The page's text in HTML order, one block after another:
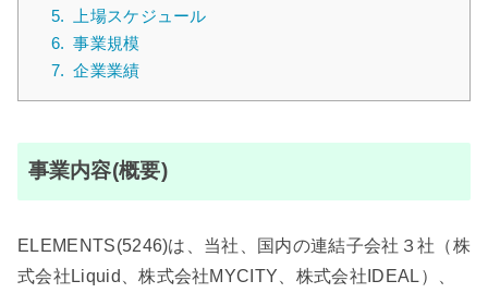
5.
上場スケジュール
6. 事業規模
7. 企業業績
事業内容(概要)
ELEMENTS(5246)は、当社、国内の連結子会社３社（株
式会社Liquid、株式会社MYCITY、株式会社IDEAL）、